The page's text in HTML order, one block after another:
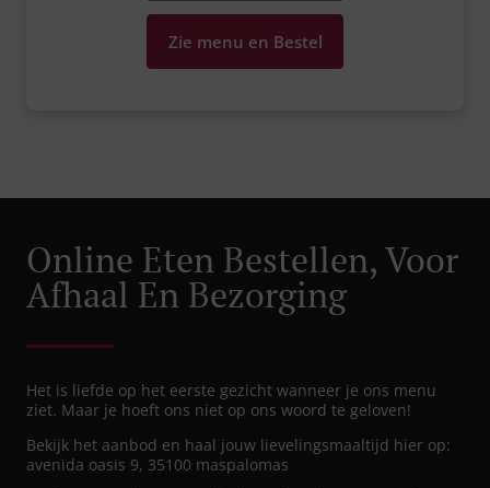
Zie menu en Bestel
Online Eten Bestellen, Voor
Afhaal En Bezorging
Het is liefde op het eerste gezicht wanneer je ons menu
ziet. Maar je hoeft ons niet op ons woord te geloven!
Bekijk het aanbod en haal jouw lievelingsmaaltijd hier op:
avenida oasis 9, 35100 maspalomas